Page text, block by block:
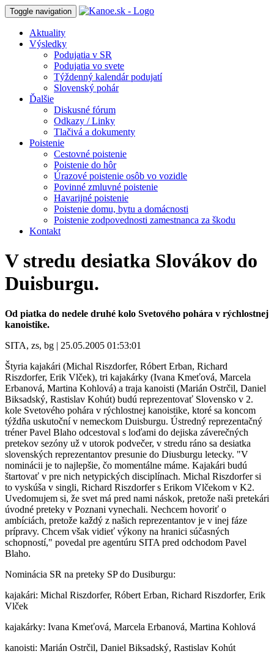
Toggle navigation
Aktuality
Výsledky
Podujatia v SR
Podujatia vo svete
Týždenný kalendár podujatí
Slovenský pohár
Ďalšie
Diskusné fórum
Odkazy / Linky
Tlačivá a dokumenty
Poistenie
Cestovné poistenie
Poistenie do hôr
Úrazové poistenie osôb vo vozidle
Povinné zmluvné poistenie
Havarijné poistenie
Poistenie domu, bytu a domácnosti
Poistenie zodpovednosti zamestnanca za škodu
Kontakt
V stredu desiatka Slovákov do
Duisburgu.
Od piatka do nedele druhé kolo Svetového pohára v rýchlostnej
kanoistike.
SITA, zs, bg | 25.05.2005 01:53:01
Štyria kajakári (Michal Riszdorfer, Róbert Erban, Richard
Riszdorfer, Erik Vlček), tri kajakárky (Ivana Kmeťová, Marcela
Erbanová, Martina Kohlová) a traja kanoisti (Marián Ostrčil, Daniel
Biksadský, Rastislav Kohút) budú reprezentovať Slovensko v 2.
kole Svetového pohára v rýchlostnej kanoistike, ktoré sa koncom
týždňa uskutoční v nemeckom Duisburgu. Ústredný reprezentačný
tréner Pavel Blaho odcestoval s loďami do dejiska záverečných
pretekov sezóny už v utorok podvečer, v stredu ráno sa desiatka
slovenských reprezentantov presunie do Diusburgu letecky. "V
nominácii je to najlepšie, čo momentálne máme. Kajakári budú
štartovať v pre nich netypických disciplínach. Michal Riszdorfer si
to vyskúša v singli, Richard Riszdorfer s Erikom Vlčekom v K2.
Uvedomujem si, že svet má pred nami náskok, pretože naši pretekári
úvodné preteky v Poznani vynechali. Nechcem hovoriť o
ambíciách, pretože každý z našich reprezentantov je v inej fáze
prípravy. Chcem však vidieť výkony na hranici súčasných
schopností," povedal pre agentúru SITA pred odchodom Pavel
Blaho.
Nominácia SR na preteky SP do Dusiburgu:
kajakári: Michal Riszdorfer, Róbert Erban, Richard Riszdorfer, Erik
Vlček
kajakárky: Ivana Kmeťová, Marcela Erbanová, Martina Kohlová
kanoisti: Marián Ostrčil, Daniel Biksadský, Rastislav Kohút